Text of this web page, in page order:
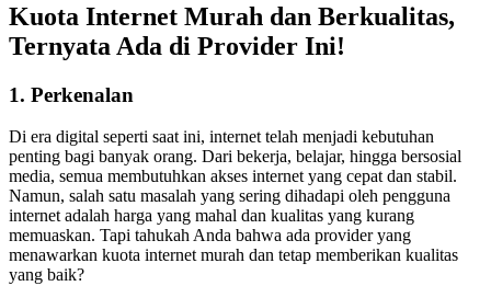
Kuota Internet Murah dan Berkualitas,
Ternyata Ada di Provider Ini!
1. Perkenalan
Di era digital seperti saat ini, internet telah menjadi kebutuhan
penting bagi banyak orang. Dari bekerja, belajar, hingga bersosial
media, semua membutuhkan akses internet yang cepat dan stabil.
Namun, salah satu masalah yang sering dihadapi oleh pengguna
internet adalah harga yang mahal dan kualitas yang kurang
memuaskan. Tapi tahukah Anda bahwa ada provider yang
menawarkan kuota internet murah dan tetap memberikan kualitas
yang baik?